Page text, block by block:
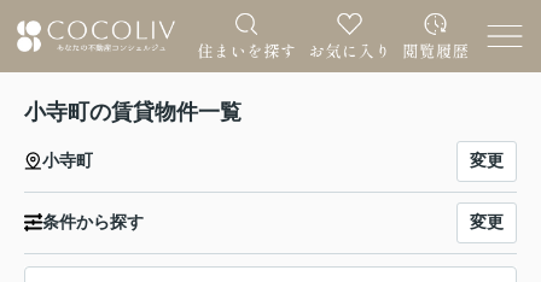
小寺町の賃貸物件一覧
小寺町 変更
条件から探す 変更